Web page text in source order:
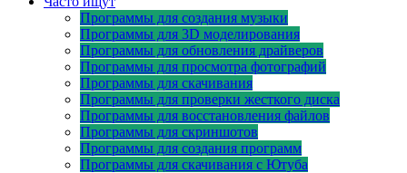
Программы для создания музыки
Программы для 3D моделирования
Программы для обновления драйверов
Программы для просмотра фотографий
Программы для скачивания
Программы для проверки жесткого диска
Программы для восстановления файлов
Программы для скриншотов
Программы для создания программ
Программы для скачивания с Ютуба